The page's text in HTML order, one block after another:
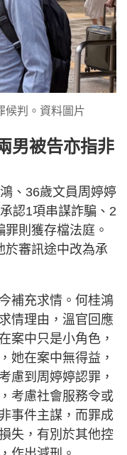
候判。資料圖片
男被告亦指非
、36歲文員周婷婷
認1項串謀詐騙、2
則獲存檔法庭。
於審訊途中改為承
補充求情。何桂鴻
情理由，溫官回應
案中只是小角色，
她在案中無得益，
慮到周婷婷認罪，
考慮社會服務令或
事件主謀，而罪成
失，有別於其他控